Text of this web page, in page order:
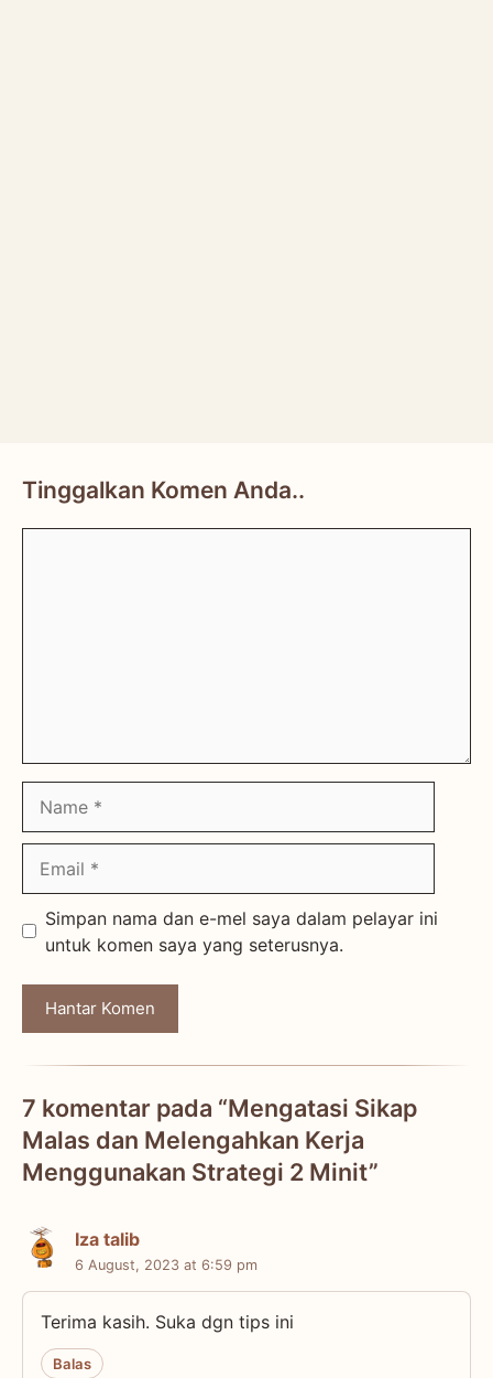
Tinggalkan Komen Anda..
Simpan nama dan e-mel saya dalam pelayar ini
untuk komen saya yang seterusnya.
7 komentar pada “Mengatasi Sikap
Malas dan Melengahkan Kerja
Menggunakan Strategi 2 Minit”
Iza talib
6 August, 2023 at 6:59 pm
Terima kasih. Suka dgn tips ini
Balas